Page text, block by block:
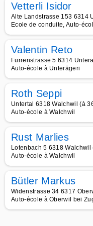
Vetterli Isidor
Alte Landstrasse 153 6314
Ecole de conduite, Auto-
Valentin Reto
Furrenstrasse 5 6314
Auto-école à Unterägeri
Roth Seppi
Untertal 6318 Walchwil (à
Auto-école à Walchwil
Rust Marlies
Lotenbach 5 6318
Auto-école à Walchwil
Bütler Markus
Widenstrasse 34 6317
Auto-école à Oberwil bei